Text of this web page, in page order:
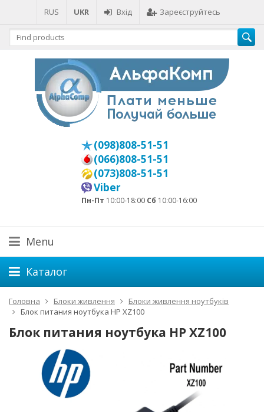
RUS UKR Вхід Зареєструйтесь
(098)808-51-51
(066)808-51-51
(073)808-51-51
Viber
Пн-Пт 10:00-18:00 Сб 10:00-16:00
Menu
Каталог
Головна Блоки живлення
Блоки живлення ноутбуків
Блок питания ноутбука HP XZ100
Блок питания ноутбука HP XZ100